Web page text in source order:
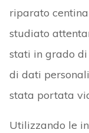
riparato
studiato
stati in grado
di dati
stata portata
Utilizzando le